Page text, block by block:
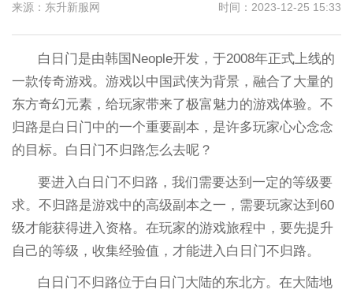
来源：东升新服网 时间：2023-12-25 15:33
白日门是由韩国Neople开发，于2008年正式上线的
一款传奇游戏。游戏以中国武侠为背景，融合了大量的
东方奇幻元素，给玩家带来了极富魅力的游戏体验。不
归路是白日门中的一个重要副本，是许多玩家心心念念
的目标。白日门不归路怎么去呢？
要进入白日门不归路，我们需要达到一定的等级要
求。不归路是游戏中的高级副本之一，需要玩家达到60
级才能获得进入资格。在玩家的游戏旅程中，要先提升
自己的等级，收集经验值，才能进入白日门不归路。
白日门不归路位于白日门大陆的东北方。在大陆地